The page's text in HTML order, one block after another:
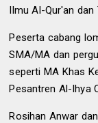
Ilmu Al-Qur'an dan
Peserta cabang
SMA/MA dan
seperti MA Khas
Pesantren Al-Ihya
Rosihan Anwar